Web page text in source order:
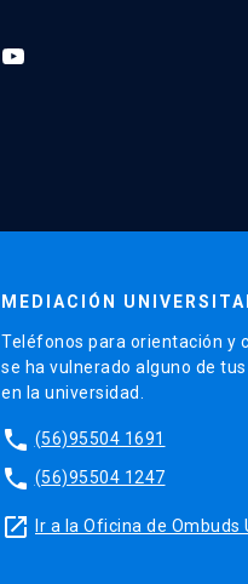
MEDIACIÓN
Teléfonos para orientación y
se ha vulnerado alguno de
en la universidad.
phone (56)95504 1691
phone (56)95504 1247
launch Ir a la Oficina de Ombuds